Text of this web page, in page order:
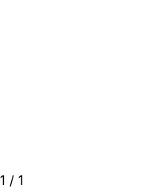
1 / 1